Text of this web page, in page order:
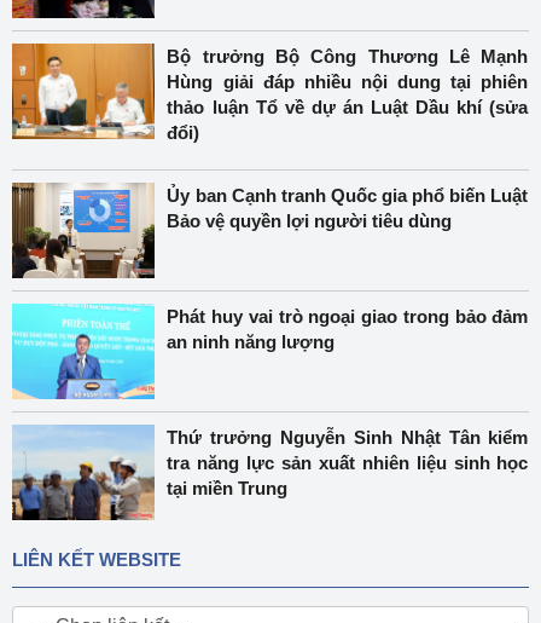
Bộ trưởng Bộ Công Thương Lê Mạnh
Hùng giải đáp nhiều nội dung tại phiên
thảo luận Tổ về dự án Luật Dầu khí (sửa
đổi)
Ủy ban Cạnh tranh Quốc gia phổ biến Luật
Bảo vệ quyền lợi người tiêu dùng
Phát huy vai trò ngoại giao trong bảo đảm
an ninh năng lượng
Thứ trưởng Nguyễn Sinh Nhật Tân kiểm
tra năng lực sản xuất nhiên liệu sinh học
tại miền Trung
LIÊN KẾT WEBSITE